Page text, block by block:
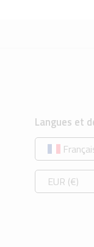
Langues et
EUR (€)